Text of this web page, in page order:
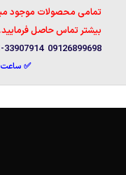
تمامی محصولات موجود
بیشتر تماس حاصل
09126899698 33907914-021
✅ ساعت